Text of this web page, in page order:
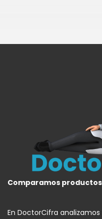
Comparamos
En DoctorCifra